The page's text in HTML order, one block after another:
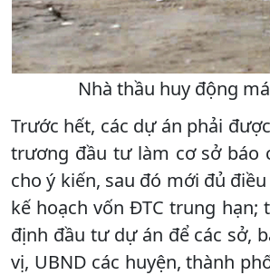
Nhà thầu huy động
Trước hết, các dự án phải
trương đầu tư làm cơ sở báo
cho ý kiến, sau đó mới đủ
kế hoạch vốn ĐTC trung hạn;
định đầu tư dự án để các sở,
vị, UBND các huyện, thành